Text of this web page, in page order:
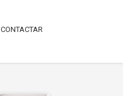
CONTACTAR